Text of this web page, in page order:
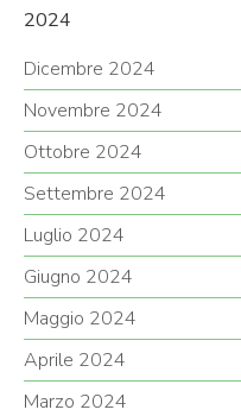
2024
Dicembre 2024
Novembre 2024
Ottobre 2024
Settembre 2024
Luglio 2024
Giugno 2024
Maggio 2024
Aprile 2024
Marzo 2024